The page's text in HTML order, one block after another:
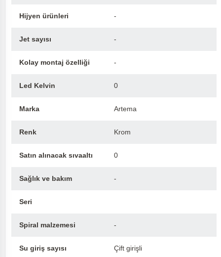
Hijyen ürünleri -
Jet sayısı -
Kolay montaj özelliği -
Led Kelvin 0
Marka Artema
Renk Krom
Satın alınacak sıvaaltı 0
Sağlık ve bakım -
Seri
Spiral malzemesi -
Su giriş sayısı Çift girişli